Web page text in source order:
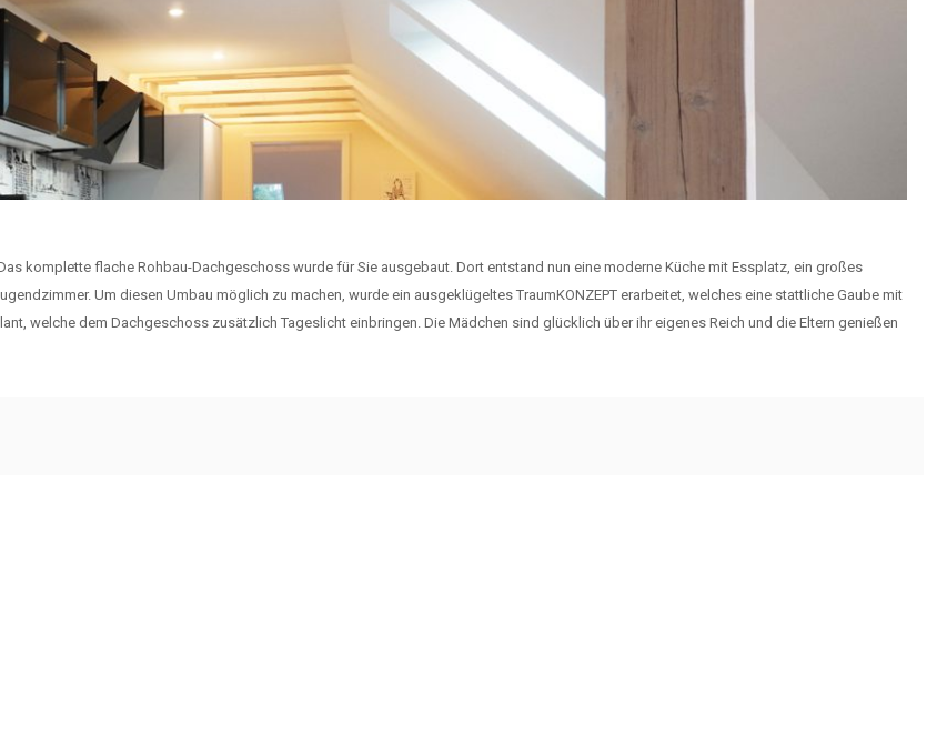
komplette flache Rohbau-Dachgeschoss wurde für Sie ausgebaut. Dort entstand nun eine moderne Küche mit Essplatz, ein großes
Um diesen Umbau möglich zu machen, wurde ein ausgeklügeltes TraumKONZEPT erarbeitet, welches eine stattliche Gaube mit
welche dem Dachgeschoss zusätzlich Tageslicht einbringen. Die Mädchen sind glücklich über ihr eigenes Reich und die Eltern genießen